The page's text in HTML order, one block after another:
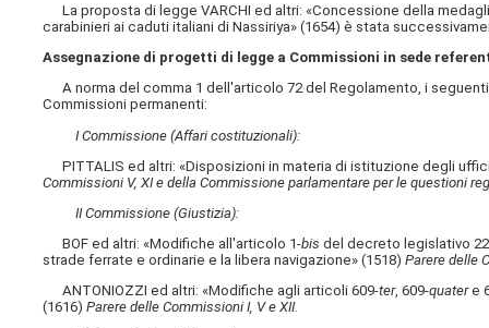
La proposta di legge VARCHI ed altri: «Concessione della
carabinieri ai caduti italiani di Nassiriya» (1654) è stata
Assegnazione di progetti di legge a Commissioni in sede
A norma del comma 1 dell'articolo 72 del Regolamento, i
Commissioni permanenti:
I Commissione (Affari costituzionali):
PITTALIS ed altri: «Disposizioni in materia di istituzione degli
Commissioni V, XI e della Commissione parlamentare per le questioni
II Commissione (Giustizia):
BOF ed altri: «Modifiche all'articolo 1-bis del decreto legislativo
strade ferrate e ordinarie e la libera navigazione» (1518)Parere delle
ANTONIOZZI ed altri: «Modifiche agli articoli 609-ter, 609-quatere
(1616)Parere delle Commissioni I, V e XII.